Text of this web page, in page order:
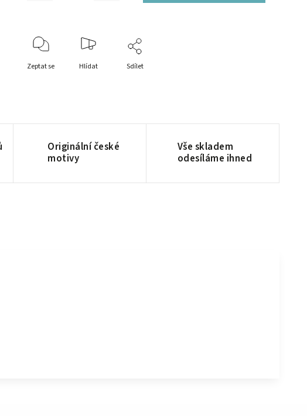
Zeptat se Hlídat Sdílet
Originální české
motivy
Vše skladem
odesíláme ihned